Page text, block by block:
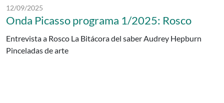
Fecha de publicación:
12/09/2025
Onda Picasso programa 1/2025: Rosco
Entrevista a Rosco La Bitácora del saber Audrey Hepburn
Pinceladas de arte